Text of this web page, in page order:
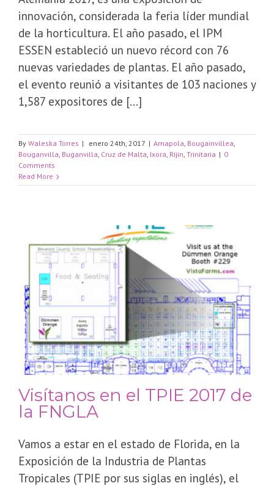
innovación, considerada la feria líder mundial
de la horticultura. El año pasado, el IPM
ESSEN estableció un nuevo récord con 76
nuevas variedades de plantas. El año pasado,
el evento reunió a visitantes de 103 naciones y
1,587 expositores de [...]
By Waleska Torres | enero 24th, 2017 | Amapola, Bougainvillea,
Bouganvilla, Buganvilla, Cruz de Malta, Ixora, Rijin, Trinitaria | 0
Comments
Read More
Visítanos en el TPIE 2017 de
la FNGLA
Vamos a estar en el estado de Florida, en la
Exposición de la Industria de Plantas
Tropicales (TPIE por sus siglas en inglés), el